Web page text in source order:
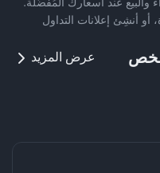
أو أنشِئ إعلانات التداول
عرض المزيد